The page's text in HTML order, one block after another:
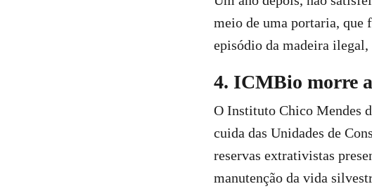
meio de uma portaria, que
episódio da madeira
4. ICMBio morre
O Instituto Chico Mendes
cuida das Unidades de
reservas extrativistas
manutenção da vida